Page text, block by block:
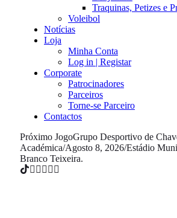
Traquinas, Petizes e
Voleibol
Notícias
Loja
Minha Conta
Log in | Registar
Corporate
Patrocinadores
Parceiros
Torne-se Parceiro
Contactos
Próximo JogoGrupo Desportivo de
Académica/Agosto 8, 2026/Estádio
Branco Teixeira.